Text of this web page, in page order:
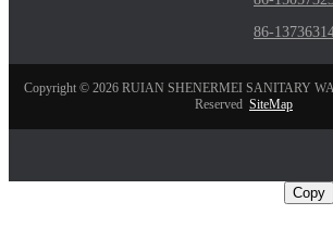
Copyright © 2026 RUIAN SHENERMEI SANITARY
Reserved SiteMap
Copy